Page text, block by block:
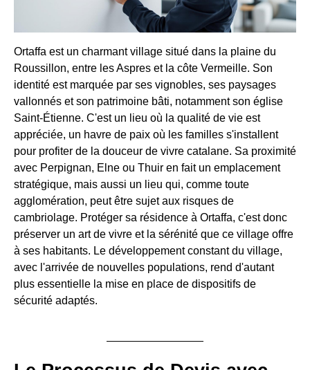
Ortaffa est un charmant village situé dans la plaine du
Roussillon, entre les Aspres et la côte Vermeille. Son
identité est marquée par ses vignobles, ses paysages
vallonnés et son patrimoine bâti, notamment son église
Saint-Étienne. C'est un lieu où la qualité de vie est
appréciée, un havre de paix où les familles s'installent
pour profiter de la douceur de vivre catalane. Sa proximité
avec Perpignan, Elne ou Thuir en fait un emplacement
stratégique, mais aussi un lieu qui, comme toute
agglomération, peut être sujet aux risques de
cambriolage. Protéger sa résidence à Ortaffa, c'est donc
préserver un art de vivre et la sérénité que ce village offre
à ses habitants. Le développement constant du village,
avec l'arrivée de nouvelles populations, rend d'autant
plus essentielle la mise en place de dispositifs de
sécurité adaptés.